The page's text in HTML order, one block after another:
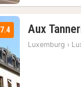
7.4 Aux
Luxemburg ›